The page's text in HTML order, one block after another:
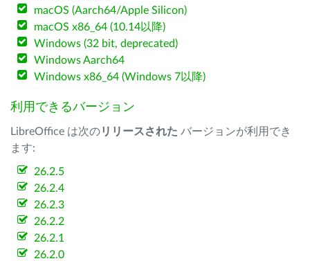
macOS (Aarch64/Apple Silicon)
macOS x86_64 (10.14以降)
Windows (32 bit, deprecated)
Windows Aarch64
Windows x86_64 (Windows 7以降)
利用できるバージョン
LibreOffice は次のリリースされた バージョンが利用でき
ます:
26.2.5
26.2.4
26.2.3
26.2.2
26.2.1
26.2.0